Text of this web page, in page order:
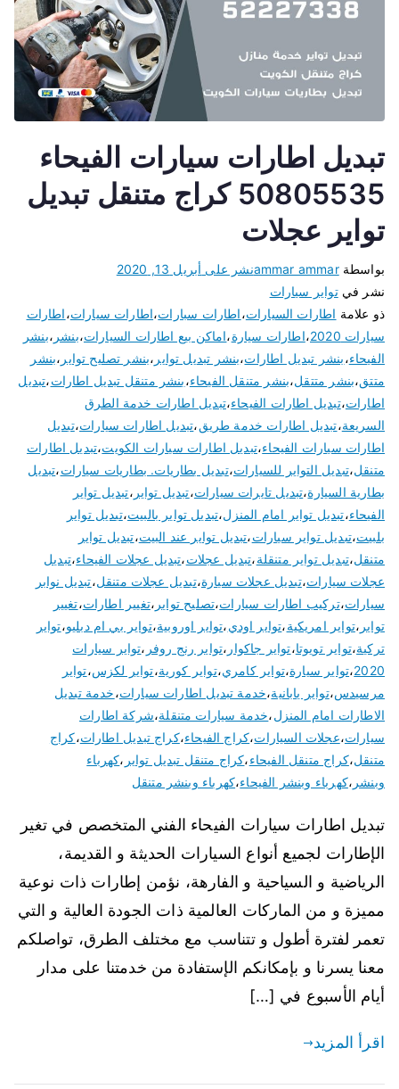
تبديل اطارات سيارات الفيحاء
50805535 كراج متنقل تبديل
تواير عجلات
بواسطةammar ammarنشر على أبريل 13, 2020
نشر فيتواير سيارات
ذو علامة اطارات السيارات،اطارات سبارات،اطارات سيارات،اطارات
سيارات 2020
،اطارات سيارة،اماكن بيع اطارات السيارات،بنشر ،بنشر
الفيحاء،بنشر تبديل اطارات،بنشر تبديل تواير ،بنشر تصليح تواير ،بنشر
متتق،بنشر متتقل،بنشر متنقل الفيحاء،بنشر متنقل تبديل اطارات،تبديل
اطارات،تبديل اطارات الفيحاء،تبديل اطارات خدمة الطرق
السريعة،تبديل اطارات خدمة طريق،تبديل اطارات سيارات،تبديل
اطارات سيارات الفيحاء،تبديل اطارات سيارات الكويت،تبديل اطارات
متنقل،تبديل التواير للسيارات،تبديل بطاريات. بطاريات سيارات،تبديل
بطارية السيارة،تبديل تايرات سيارات،تبديل تواير ،تبديل تواير
الفيحاء،تبديل تواير امام المنزل،تبديل تواير بالبيت،تبديل تواير
بلبيت،تبديل تواير سيارات،تبديل تواير عند البيت،تبديل تواير
متنقل،تبديل تواير متنقلة،تبديل عجلات،تبديل عجلات الفيحاء،تبديل
عجلات سيارات،تبديل عجلات سيارة،تبديل عجلات متنقل،تبديل نوابر
سيارات،تركيب اطارات سيارات،تصليح تواير ،تغيير اطارات،تغيير
تواير ،تواير امريكية،تواير اودي،تواير اوروبية،تواير بي ام دبليو،تواير
تركية،تواير تويوتا،تواير جاكوار ،تواير رنج روفر ،تواير سيارات
2020،تواير سيارة،تواير كامري،تواير كورية،تواير لكزس،تواير
مرسيدس،تواير يابانية،خدمة تبديل اطارات سيارات،خدمة تبديل
الاطارات امام المنزل،خدمة سيارات متنقلة،شركة اطارات
سيارات،عجلات السيارات،كراج الفيحاء،كراج تبديل اطارات،كراج
متنقل،كراج متنقل الفيحاء،كراج متنقل تبديل تواير ،كهرباء
وبنشر ،كهرباء وبنشر الفيحاء،كهرباء وبنشر متنقل
تبديل اطارات سيارات الفيحاء الفني المتخصص في تغير
الإطارات لجميع أنواع السيارات الحديثة و القديمة،
الرياضية و السياحية و الفارهة، نؤمن إطارات ذات نوعية
مميزة و من الماركات العالمية ذات الجودة العالية و التي
تعمر لفترة أطول و تتناسب مع مختلف الطرق، تواصلكم
معنا يسرنا و بإمكانكم الإستفادة من خدمتنا على مدار
أيام الأسبوع في […]
اقرأ المزيد